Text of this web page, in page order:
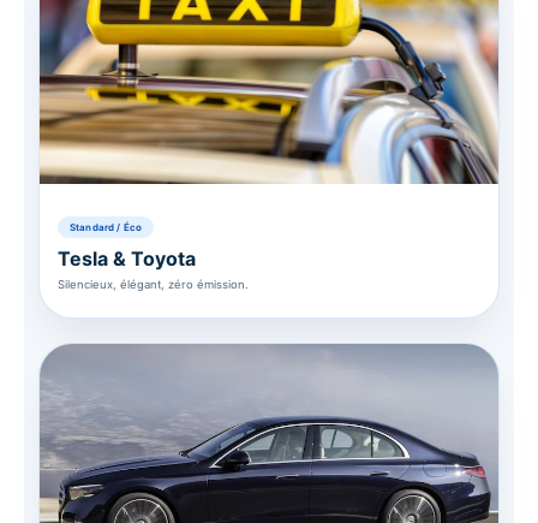
Standard / Éco
Tesla & Toyota
Silencieux, élégant, zéro émission.